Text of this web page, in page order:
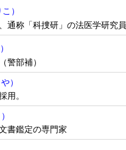
）
通称「科捜研」の法医学研究員
警部補）
）
用。
書鑑定の専門家